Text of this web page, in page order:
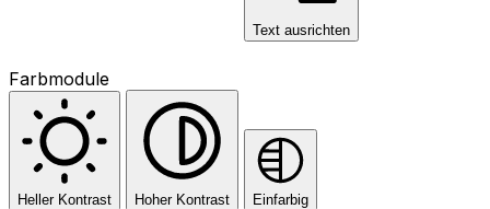
Text ausrichten
Farbmodule
Heller Kontrast Hoher Kontrast Einfarbig